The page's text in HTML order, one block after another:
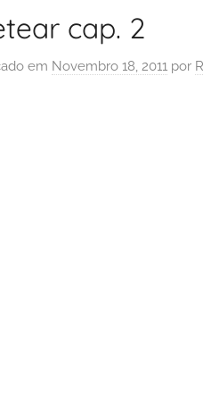
cap. 2
em Novembro 18, 2011 por